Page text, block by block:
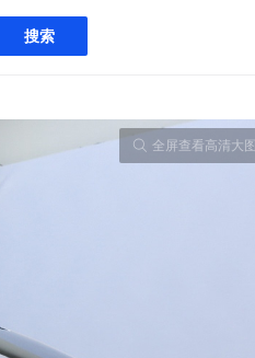
搜索
全屏查看高清大图